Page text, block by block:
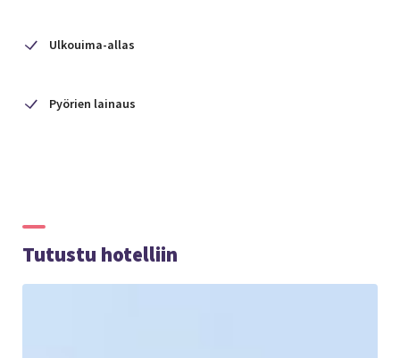
Ulkouima-allas
Pyörien lainaus
Tutustu hotelliin